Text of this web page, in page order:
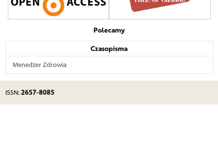
Polecamy
Czasopisma
Menedżer Zdrowia
ISSN:2657-8085